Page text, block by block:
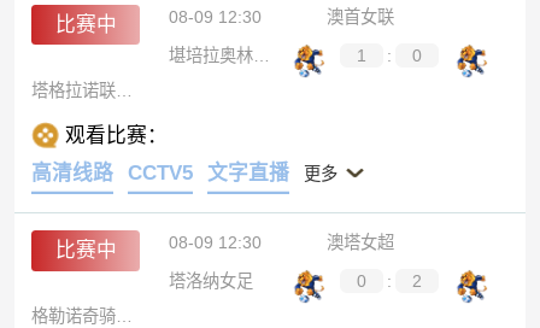
比赛中 08-09 12:30
澳首女联
堪培拉奥林匹克女足
1 :
0
观看比赛：
高清线路
CCTV5 文字直播 更多
比赛中 08-09 12:30
澳塔女超
塔洛纳女足
0 :
2
格勒诺奇骑士女足